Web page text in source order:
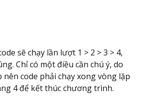
sẽ chạy lần lượt 1 > 2 > 3 > 4,
Chỉ có một điều cần chú ý, do
nên code phải chạy xong vòng lặp
4 để kết thúc chương trình.